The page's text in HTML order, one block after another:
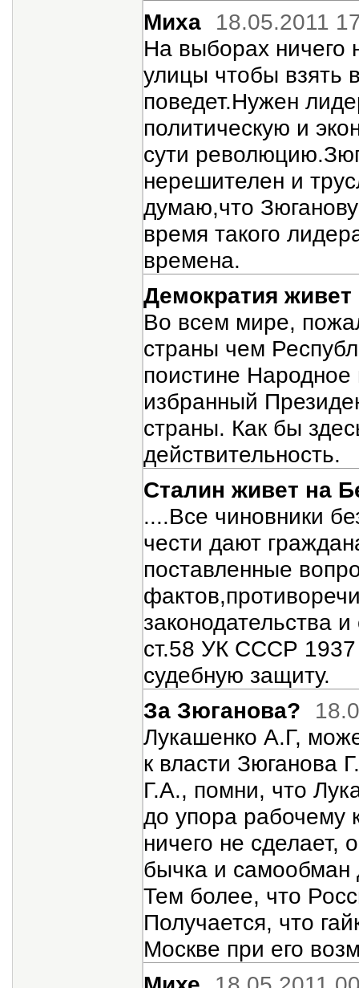
Миха
18.05.2011
На выборах ничего
улицы чтобы взять
поведет.Нужен
политическую и
сути
нерешителен и
думаю,что
время такого
времена.
Демократия
Во всем мире,
страны чем
поистине Народное
избранный
страны. Как бы
действительность.
Сталин живет на
....Все чиновники
чести дают
поставленные
законодательства
ст.58 УК СССР 1937
судебную защиту.
За Зюганова?
Лукашенко А.Г,
к власти Зюганова
Г.А., помни, что
до упора рабочему
ничего не сделает,
бычка и самообман
Тем более, что
Получается, что
Москве при его